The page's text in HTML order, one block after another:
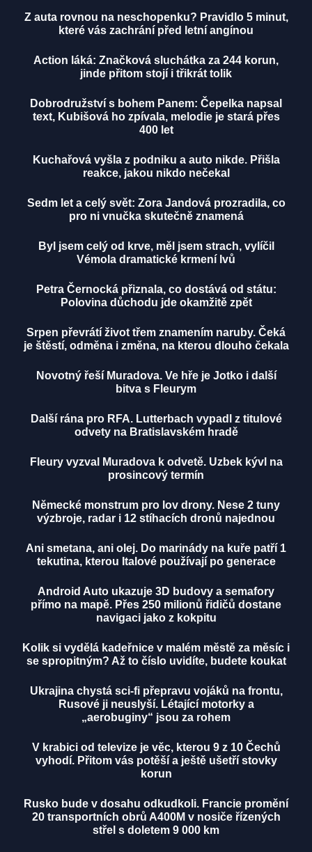
Z auta rovnou na neschopenku? Pravidlo 5 minut,
které vás zachrání před letní angínou
Action láká: Značková sluchátka za 244 korun,
jinde přitom stojí i třikrát tolik
Dobrodružství s bohem Panem: Čepelka napsal
text, Kubišová ho zpívala, melodie je stará přes
400 let
Kuchařová vyšla z podniku a auto nikde. Přišla
reakce, jakou nikdo nečekal
Sedm let a celý svět: Zora Jandová prozradila, co
pro ni vnučka skutečně znamená
Byl jsem celý od krve, měl jsem strach, vylíčil
Vémola dramatické krmení lvů
Petra Černocká přiznala, co dostává od státu:
Polovina důchodu jde okamžitě zpět
Srpen převrátí život třem znamením naruby. Čeká
je štěstí, odměna i změna, na kterou dlouho čekala
Novotný řeší Muradova. Ve hře je Jotko i další
bitva s Fleurym
Další rána pro RFA. Lutterbach vypadl z titulové
odvety na Bratislavském hradě
Fleury vyzval Muradova k odvetě. Uzbek kývl na
prosincový termín
Německé monstrum pro lov drony. Nese 2 tuny
výzbroje, radar i 12 stíhacích dronů najednou
Ani smetana, ani olej. Do marinády na kuře patří 1
tekutina, kterou Italové používají po generace
Android Auto ukazuje 3D budovy a semafory
přímo na mapě. Přes 250 milionů řidičů dostane
navigaci jako z kokpitu
Kolik si vydělá kadeřnice v malém městě za měsíc i
se spropitným? Až to číslo uvidíte, budete koukat
Ukrajina chystá sci-fi přepravu vojáků na frontu,
Rusové ji neuslyší. Létající motorky a
„aerobuginy“ jsou za rohem
V krabici od televize je věc, kterou 9 z 10 Čechů
vyhodí. Přitom vás potěší a ještě ušetří stovky
korun
Rusko bude v dosahu odkudkoli. Francie promění
20 transportních obrů A400M v nosiče řízených
střel s doletem 9 000 km